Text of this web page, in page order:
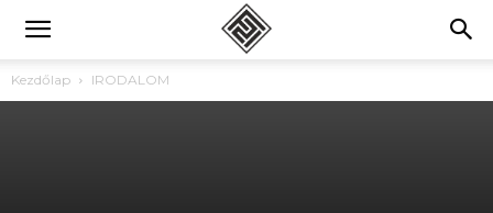
Kezdőlap IRODALOM